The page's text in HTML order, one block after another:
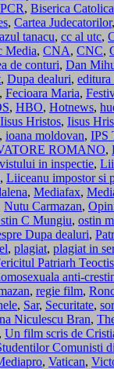
, Biserica Catolica
, Cartea Judecatorilor,
tanacu, cc al utc,
Media, CNA, CNC,
de conturi, Dan
, Dupa dealuri, editura
, Fecioara Maria,
, HBO, Hotnews,
Iisus Hristos, Iisus
, ioana moldovan, IPS
ROMANO,
in inspectie,
, Liiceanu impostor si
, Mediafax,
Nutu Carmazan,
C Mungiu, ostin
Dupa dealuri,
, plagiat, plagiat in
Patriarh
anti-
, regie film,
, Sar, Securitate,
Niculescu Bran,
, Un film scris de
Comunisti
, Vatican,